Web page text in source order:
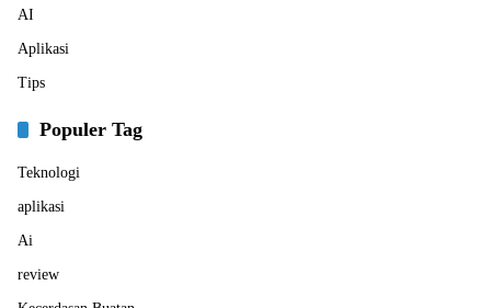
AI
Aplikasi
Tips
Populer Tag
Teknologi
aplikasi
Ai
review